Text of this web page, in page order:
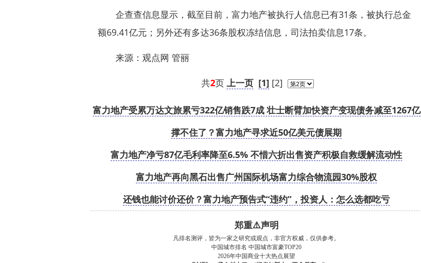
企查查信息显示，截至目前，富力地产被执行人信息已有31条，被执行总金
额69.41亿元；另外还有多达36条股权冻结信息，司法拍卖信息17条。
来源：观点网 管丽
共2页 上一页 [1] [2]
富力地产受累万达文旅累亏322亿销售跌7成 壮士断臂加快资产变现债务减至1267亿
撑不住了？富力地产寻求近50亿美元债展期
富力地产净亏87亿毛利率降至6.5% 不惜六折出售资产积极自救缓解流动性
富力地产再向黑石出售广州国际机场富力综合物流园30%股权
还钱也能讨价还价？富力地产预告式“违约”，投资人：怎么选都吃亏
郑重⚠️声明
凡排名测评，皆为一家之研究或观点，非官方权威，仅供参考。
中国城市排名 中国城市富豪TOP20
2026年中国商业十大热点展望